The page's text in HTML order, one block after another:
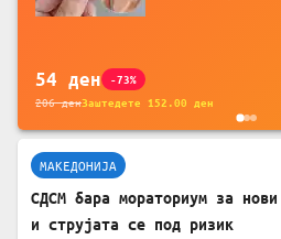
54 ден -73%
206денЗаштедете 152.00 ден
МАКЕДОНИЈА
СДСМ бара мораториум за
и струјата се под ризик